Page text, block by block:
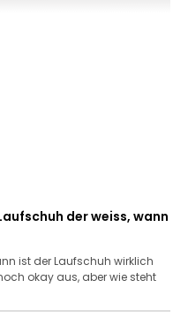
der weiss, wann
ist der Laufschuh wirklich
okay aus, aber wie steht